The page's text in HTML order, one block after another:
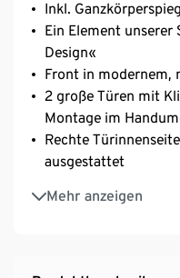
Inkl.
Ein Element
Design«
Front in modernem,
2 große Türen mit
Montage im
Rechte
ausgestattet
Mehr anzeigen
Getrennter
Abriebfeste und
und stoßfesten